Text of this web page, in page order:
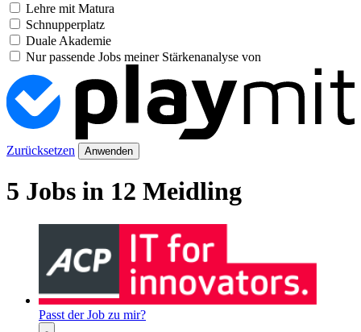
Lehre mit Matura
Schnupperplatz
Duale Akademie
Nur passende Jobs meiner Stärkenanalyse von
Zurücksetzen Anwenden
5 Jobs in 12 Meidling
Passt der Job zu mir?